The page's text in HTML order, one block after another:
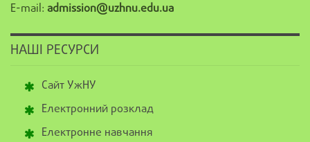
E-mail: admission@uzhnu.edu.ua
НАШІ РЕСУРСИ
Сайт УжНУ
Електронний розклад
Електронне навчання